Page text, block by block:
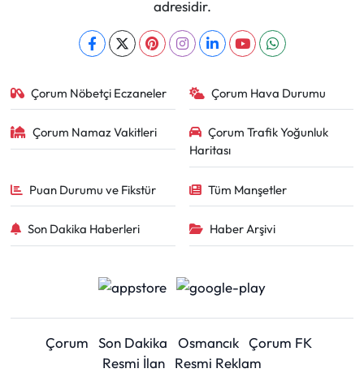
adresidir.
Çorum Nöbetçi Eczaneler Çorum Hava Durumu
Çorum Namaz Vakitleri
Çorum Trafik Yoğunluk
Haritası
Puan Durumu ve Fikstür Tüm Manşetler
Son Dakika Haberleri Haber Arşivi
Çorum Son Dakika Osmancık Çorum FK
Resmi İlan
Resmi Reklam